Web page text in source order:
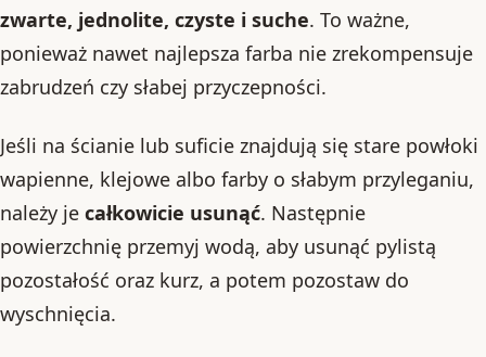
zwarte, jednolite, czyste i suche. To ważne,
ponieważ nawet najlepsza farba nie zrekompensuje
zabrudzeń czy słabej przyczepności.
Jeśli na ścianie lub suficie znajdują się stare powłoki
wapienne, klejowe albo farby o słabym przyleganiu,
należy je całkowicie usunąć. Następnie
powierzchnię przemyj wodą, aby usunąć pylistą
pozostałość oraz kurz, a potem pozostaw do
wyschnięcia.